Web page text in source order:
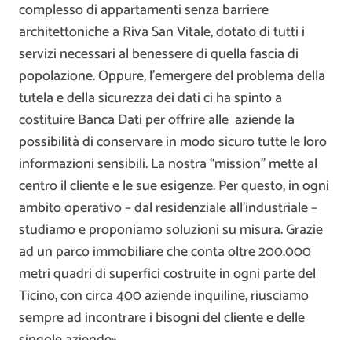
complesso di appartamenti senza barriere
architettoniche a Riva San Vitale, dotato di tutti i
servizi necessari al benessere di quella fascia di
popolazione. Oppure, l’emergere del problema della
tutela e della sicurezza dei dati ci ha spinto a
costituire Banca Dati per offrire alle aziende la
possibilità di conservare in modo sicuro tutte le loro
informazioni sensibili. La nostra “mission” mette al
centro il cliente e le sue esigenze. Per questo, in ogni
ambito operativo – dal residenziale all’industriale –
studiamo e proponiamo soluzioni su misura. Grazie
ad un parco immobiliare che conta oltre 200.000
metri quadri di superfici costruite in ogni parte del
Ticino, con circa 400 aziende inquiline, riusciamo
sempre ad incontrare i bisogni del cliente e delle